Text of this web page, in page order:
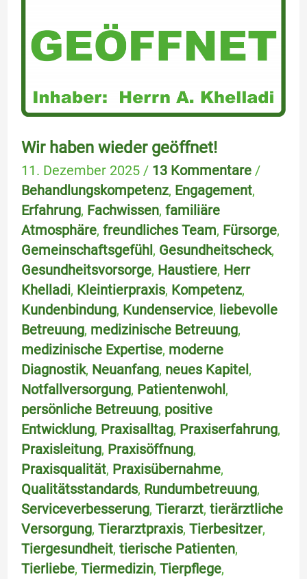
Wir haben wieder geöffnet!
11. Dezember 2025 / 13 Kommentare /
Behandlungskompetenz, Engagement,
Erfahrung, Fachwissen, familiäre
Atmosphäre, freundliches Team, Fürsorge,
Gemeinschaftsgefühl , Gesundheitscheck,
Gesundheitsvorsorge, Haustiere, Herr
Khelladi, Kleintierpraxis, Kompetenz,
Kundenbindung, Kundenservice, liebevolle
Betreuung, medizinische Betreuung,
medizinische Expertise, moderne
Diagnostik, Neuanfang, neues Kapitel ,
Notfallversorgung, Patientenwohl ,
persönliche Betreuung, positive
Entwicklung, Praxisalltag, Praxiserfahrung,
Praxisleitung, Praxisöffnung,
Praxisqualität, Praxisübernahme,
Qualitätsstandards, Rundumbetreuung,
Serviceverbesserung, Tierarzt, tierärztliche
Versorgung, Tierarztpraxis, Tierbesitzer,
Tiergesundheit, tierische Patienten,
Tierliebe, Tiermedizin, Tierpflege,